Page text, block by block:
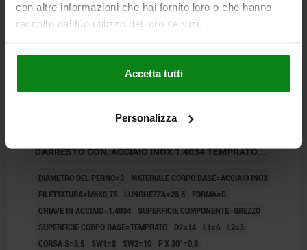
con altre informazioni che hai fornito loro o che hanno
raccolto dal tuo utilizzo dei loro servizi.
Accetta tutti
Personalizza
03089 D
SPINA DI POSIZIONE, VERSIONE CORTA DI.9
D'ARRESTO CON, ACCIAIO INOX 1.4034 TEMPRATO,
DIAMETRO DEL PERNO=3
MATERIALE CORPO BASE=ACCIAIO INOX
FILETTATURA=M6X0,75
LUNGHEZZA=25,5
FORMA=D
CHIAVE IN ACCIAIO=1.4034
SUPERFICIE COMPONENTE=GREZZO
SUPERFICIE CORPO BASE=TEMPRATO
D2=14 L1=6
L2=5
CORSA S=3,5
SW1=8 SW2=10
F X 30°=0,8